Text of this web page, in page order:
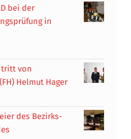
bei der
in
von
Helmut Hager
des Bezirks-